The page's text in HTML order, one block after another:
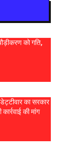
को गति,
का सरकार
की मांग